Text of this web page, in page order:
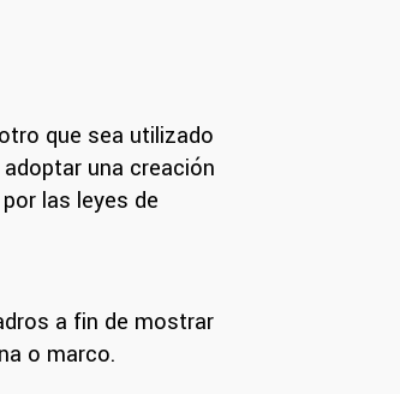
que sea utilizado
una creación
las leyes de
a fin de mostrar
o marco.